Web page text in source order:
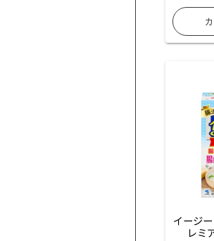
イージ
レミ